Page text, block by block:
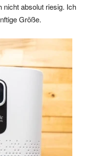
nicht absolut riesig. Ich
Größe.